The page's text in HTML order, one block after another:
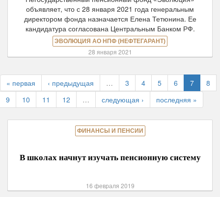
объявляет, что с 28 января 2021 года генеральным
директором фонда назначается Елена Тетюнина. Ее
кандидатура согласована Центральным Банком РФ.
ЭВОЛЮЦИЯ АО НПФ (НЕФТЕГАРАНТ)
28 января 2021
« первая ‹ предыдущая … 3 4 5 6 7
8
9
10 11 12 … следующая › последняя »
ФИНАНСЫ И ПЕНСИИ
В школах начнут изучать пенсионную систему
16 февраля 2019